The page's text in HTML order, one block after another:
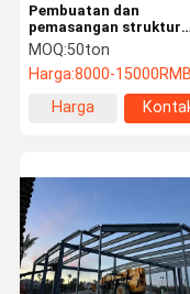
Pembuatan dan
pemasangan struktur
baja untuk pabrik
dan bengkel
MOQ:50ton
Harga:8000-15000RMB per
Harga